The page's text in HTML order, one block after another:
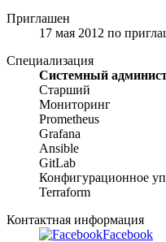
Приглашен
17 мая 2012 по
Специализация
Системный
Старший
Мониторинг
Prometheus
Grafana
Ansible
GitLab
Конфигурационное
Terraform
Контактная информация
Facebook